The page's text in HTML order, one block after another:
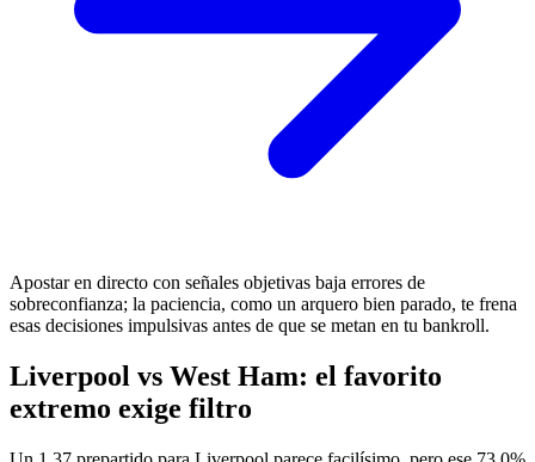
Apostar en directo con señales objetivas baja errores de
sobreconfianza; la paciencia, como un arquero bien parado, te frena
esas decisiones impulsivas antes de que se metan en tu bankroll.
Liverpool vs West Ham: el favorito
extremo exige filtro